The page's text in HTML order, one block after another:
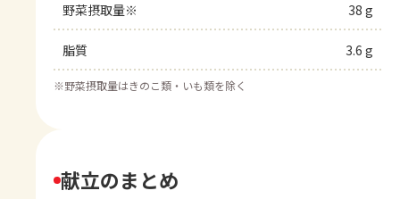
野菜摂取量※ 38 g
脂質 3.6 g
※野菜摂取量はきのこ類・いも類を除く
献立のまとめ